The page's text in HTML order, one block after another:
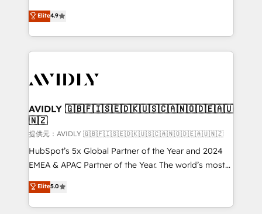
AI, & maximize AEO with tailored AI services. 🧩
Integrations: Extend HubSpot with custom
North America. Avec plus de 115 experts en
marketing automation, Growth, Revops, CRM et
webdesign. Markentive is both a consulting firm, a
digital agency and an integrator. With over 115
CRM and webdesign (We focus on EMEA - USA
Elite4.9
AVIDLY 🇬🇧🇫🇮🇸🇪🇩🇰🇺🇸🇨🇦🇳🇴🇩🇪🇦🇺
🇳🇿
提供元：AVIDLY 🇬🇧🇫🇮🇸🇪🇩🇰🇺🇸🇨🇦🇳🇴🇩🇪🇦🇺🇳🇿
HubSpot’s 5x Global Partner of the Year and 2024
EMEA & APAC Partner of the Year. The world’s most
experienced and fully accredited HubSpot Solutions
Partner. 🚀 With 2,750+ HubSpot projects delivered
and 370+ specialists across EMEA, APAC and NAM,
Elite5.0